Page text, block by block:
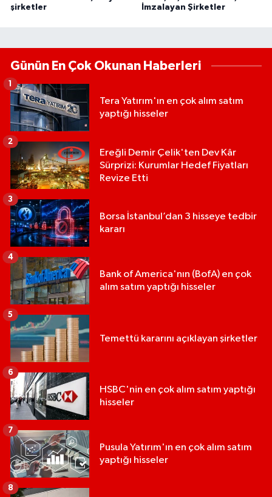
şirketler
İmzalayan Şirketler
Günün En Çok Okunan Haberleri
Tera Yatırım'ın en çok alım satım
yaptığı hisseler
1
Ereğli Demir Çelik'ten Dev Kâr
Sürprizi: Kurumlar Hedef Fiyatları
Revize Etti
2
Borsa İstanbul’dan 3 hisseye tedbir
kararı
3
Bank of America'nın (BofA) en çok
alım satım yaptığı hisseler
4
Temettü kararını açıklayan şirketler
5
HSBC'nin en çok alım satım yaptığı
hisseler
6
Pusula Yatırım'ın en çok alım satım
yaptığı hisseler
7
8